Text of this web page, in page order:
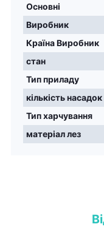
Основні
Виробник
Країна Виробник
стан
Тип приладу
кількість насадок
Тип харчування
матеріал лез